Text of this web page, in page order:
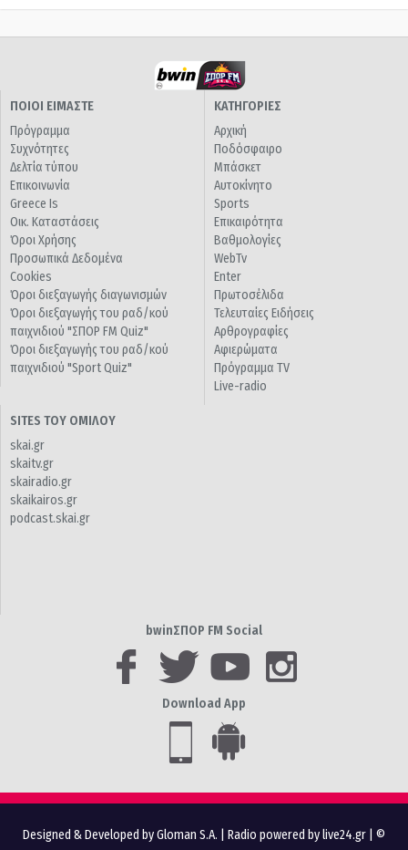
ΠΟΙΟΙ ΕΙΜΑΣΤΕ
Πρόγραμμα
Συχνότητες
Δελτία τύπου
Επικοινωνία
Greece Is
Οικ. Καταστάσεις
Όροι Χρήσης
Προσωπικά Δεδομένα
Cookies
Όροι διεξαγωγής διαγωνισμών
Όροι διεξαγωγής του ραδ/κού
παιχνιδιού "ΣΠΟΡ FM Quiz"
Όροι διεξαγωγής του ραδ/κού
παιχνιδιού "Sport Quiz"
ΚΑΤΗΓΟΡΙΕΣ
Αρχική
Ποδόσφαιρο
Μπάσκετ
Αυτοκίνητο
Sports
Επικαιρότητα
Βαθμολογίες
WebTv
Enter
Πρωτοσέλιδα
Τελευταίες Ειδήσεις
Αρθρογραφίες
Αφιερώματα
Πρόγραμμα TV
Live-radio
SITES ΤΟΥ ΟΜΙΛΟΥ
skai.gr
skaitv.gr
skairadio.gr
skaikairos.gr
podcast.skai.gr
bwinΣΠΟΡ FM Social
Download App
Designed & Developed by Gloman S.A. Radio powered by live24.gr | ©